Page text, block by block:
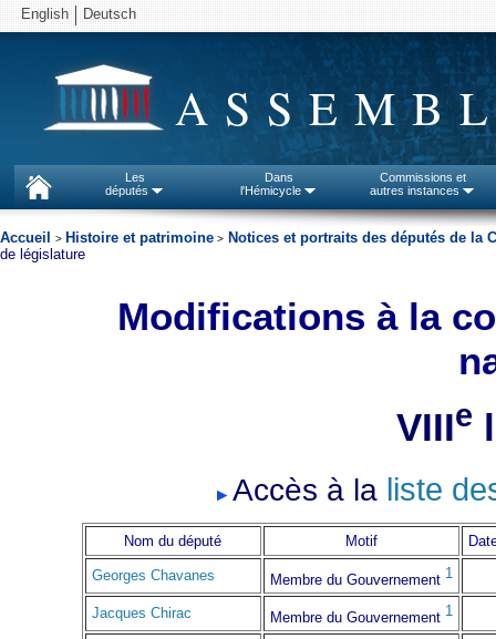
English Deutsch
Les
députés
Dans
l'Hémicycle
Commissions et
autres instances
Accueil > Histoire et patrimoine > Notices et portraits des députés de la
de législature
Modifications à la
VIIIe
Accès à la liste
Nom du député Motif
Georges Chavanes Membre du Gouvernement 1
Jacques Chirac Membre du Gouvernement 1